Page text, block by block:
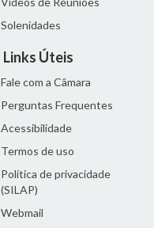
Solenidades
Links Úteis
Fale com a Câmara
Perguntas Frequentes
Acessibilidade
Termos de uso
Política de privacidade
(SILAP)
Webmail